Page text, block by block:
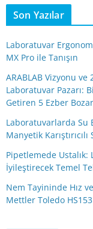
Son Yazılar
Laboratuvar
MX Pro ile Tanışın
ARABLAB Vizyonu
Laboratuvar Pazarı:
Getiren 5 Ezber
Laboratuvarlarda Su
Manyetik
Pipetlemede Ustalık:
İyileştirecek Temel
Nem Tayininde Hız
Mettler Toledo